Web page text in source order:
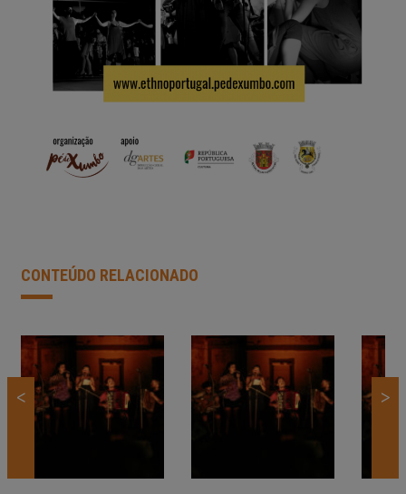
CONTEÚDO RELACIONADO
< >